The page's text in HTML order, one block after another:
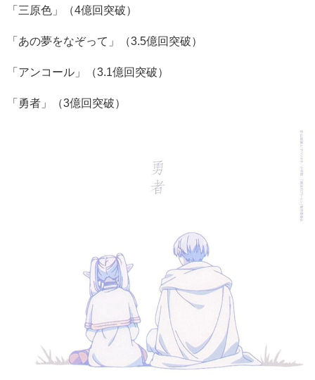
「三原色」（4億回突破）
「あの夢をなぞって」（3.5億回突破）
「アンコール」（3.1億回突破）
「勇者」（3億回突破）